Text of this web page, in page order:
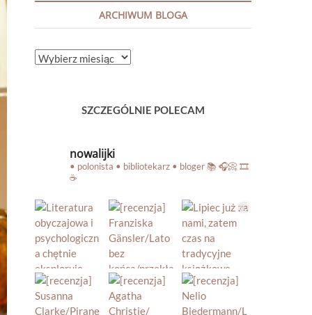
ARCHIWUM BLOGA
ARCHIWUM
SZCZEGÓLNIE POLECAM
nowalijki
• polonista • bibliotekarz • bloger📚 🎧📀 🎞️
☕️